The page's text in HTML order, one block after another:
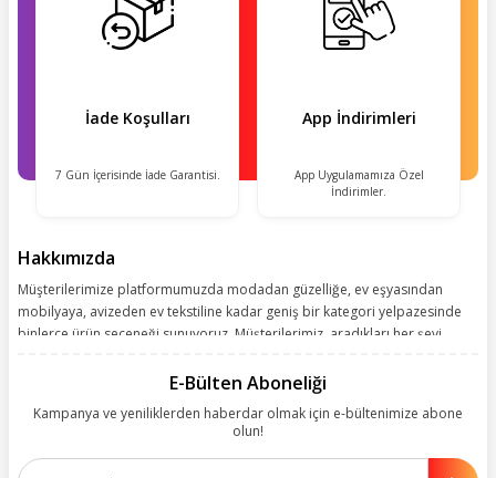
İade Koşulları
7 Gün İçerisinde İade Garantisi.
App İndirimleri
App Uygulamamıza Özel
İndirimler.
Hakkımızda
Müşterilerimize platformumuzda modadan güzelliğe, ev eşyasından
mobilyaya, avizeden ev tekstiline kadar geniş bir kategori yelpazesinde
binlerce ürün seçeneği sunuyoruz. Müşterilerimiz, aradıkları her şeyi
kolay, kusursuz ve keyifli bir alışveriş yolculuğu sunarken deneyiminize
olanakları sunuyoruz. Çalışmalarımızı müşterilerimizin memnuniyetini
E-Bülten Aboneliği
Kampanya ve yeniliklerden haberdar olmak için e-bültenimize abone
olun!